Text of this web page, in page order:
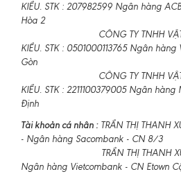
KIỀU. STK : 207982599 Ngân hàng
Hòa 2
CÔNG TY TNHH
KIỀU. STK : 0501000113765 Ngân
Gòn
CÔNG TY TNHH
KIỀU. STK : 2211100379005 Ngân
Định
Tài khoản cá nhân :TRẦN THỊ THANH
- Ngân hàng Sacombank - CN 8/3
TRẦN THỊ THANH
Ngân hàng Vietcombank - CN Etown